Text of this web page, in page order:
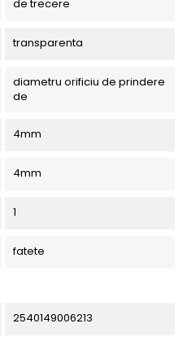
de trecere
transparenta
diametru orificiu de prindere
de
4mm
4mm
1
fatete
2540149006213